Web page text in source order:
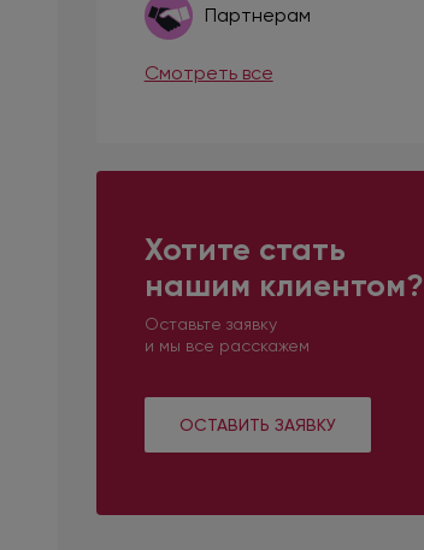
Партнерам
Смотреть все
Хотите стать
нашим клиентом?
Оставьте заявку
и мы все расскажем
ОСТАВИТЬ ЗАЯВКУ